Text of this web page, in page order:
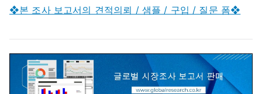
❖본 조사 보고서의 견적의뢰 / 샘플 / 구입 / 질문 폼❖